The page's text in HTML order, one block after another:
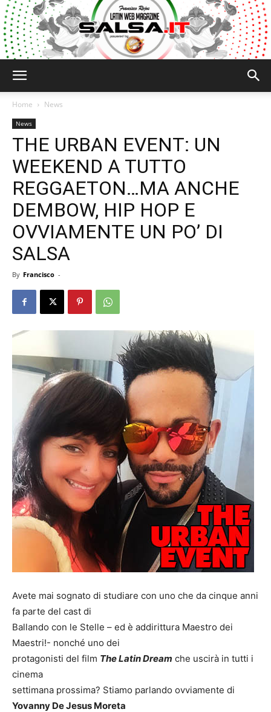
Home News
News
THE URBAN EVENT: UN
WEEKEND A TUTTO
REGGAETON…MA ANCHE
DEMBOW, HIP HOP E
OVVIAMENTE UN PO’ DI
SALSA
By Francisco -
Avete mai sognato di studiare con uno che da cinque anni
fa parte del cast di
Ballando con le Stelle – ed è addirittura Maestro dei
Maestri!- nonché uno dei
protagonisti del film The Latin Dream che uscirà in tutti i
cinema
settimana prossima? Stiamo parlando ovviamente di
Yovanny De Jesus Moreta